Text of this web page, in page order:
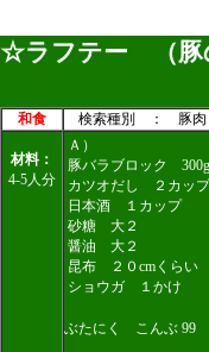
☆ラフテー （豚
和食 検索種別 ： 豚
材料：
4-5人分
Ａ）
豚バラブロック 300g
カツオだし ２カップ
日本酒 １カップ
砂糖 大２
醤油 大２
昆布 ２０cmくらい
ショウガ １かけ
ぶたにく こんぶ 99